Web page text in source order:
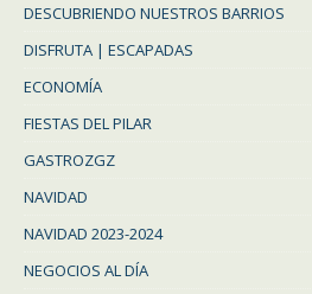
DESCUBRIENDO NUESTROS BARRIOS
DISFRUTA | ESCAPADAS
ECONOMÍA
FIESTAS DEL PILAR
GASTROZGZ
NAVIDAD
NAVIDAD 2023-2024
NEGOCIOS AL DÍA